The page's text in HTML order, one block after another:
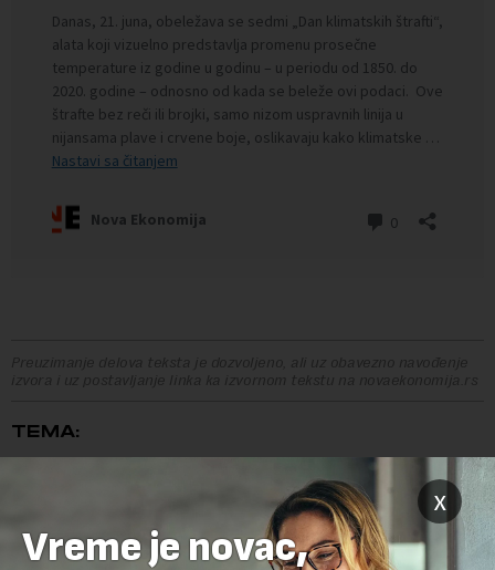
Preuzimanje delova teksta je dozvoljeno, ali uz obavezno navođenje
izvora i uz postavljanje linka ka izvornom tekstu na novaekonomija.rs
TEMA:
POPLAVE
VISOKA TEMPERATURA x
Vreme je novac,